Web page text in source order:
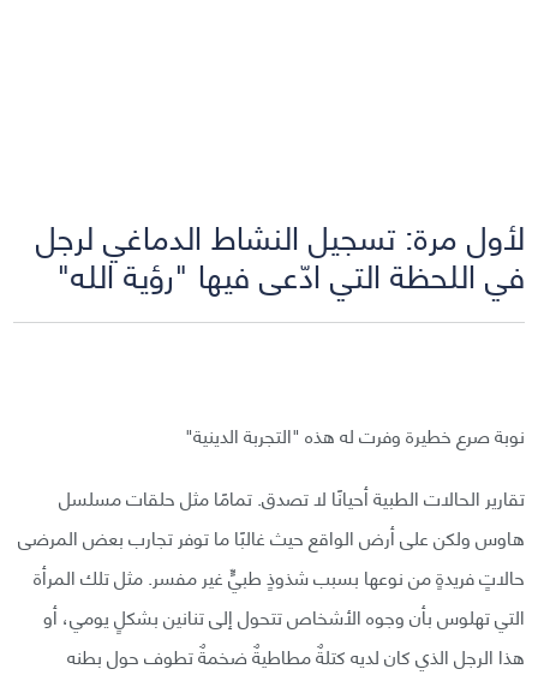
لأول مرة: تسجيل النشاط الدماغي لرجل
في اللحظة التي ادّعى فيها "رؤية الله"
نوبة صرع خطيرة وفرت له هذه "التجربة الدينية"
تقارير الحالات الطبية أحيانًا لا تصدق. تمامًا مثل حلقات مسلسل
هاوس ولكن على أرض الواقع حيث غالبًا ما توفر تجارب بعض المرضى
حالاتٍ فريدةٍ من نوعها بسبب شذوذٍ طبيٍّ غير مفسر. مثل تلك المرأة
التي تهلوس بأن وجوه الأشخاص تتحول إلى تنانين بشكلٍ يومي، أو
هذا الرجل الذي كان لديه كتلةٌ مطاطيةٌ ضخمةٌ تطوف حول بطنه